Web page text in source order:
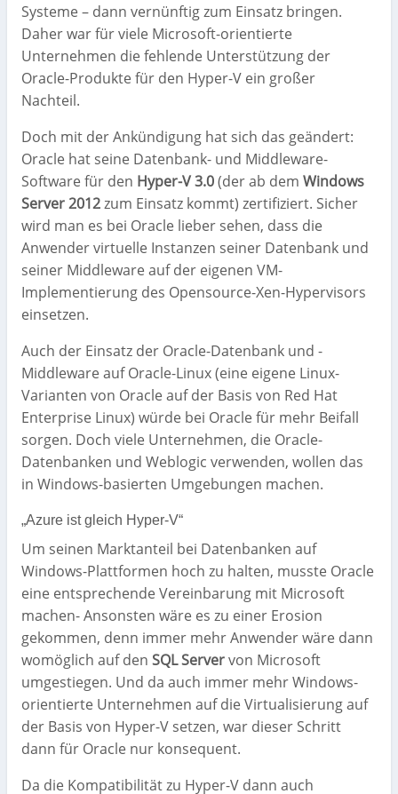
Systeme – dann vernünftig zum Einsatz bringen.
Daher war für viele Microsoft-orientierte
Unternehmen die fehlende Unterstützung der
Oracle-Produkte für den Hyper-V ein großer
Nachteil.
Doch mit der Ankündigung hat sich das geändert:
Oracle hat seine Datenbank- und Middleware-
Software für den Hyper-V 3.0(der ab dem Windows
Server 2012zum Einsatz kommt) zertifiziert. Sicher
wird man es bei Oracle lieber sehen, dass die
Anwender virtuelle Instanzen seiner Datenbank und
seiner Middleware auf der eigenen VM-
Implementierung des Opensource-Xen-Hypervisors
einsetzen.
Auch der Einsatz der Oracle-Datenbank und -
Middleware auf Oracle-Linux (eine eigene Linux-
Varianten von Oracle auf der Basis von Red Hat
Enterprise Linux) würde bei Oracle für mehr Beifall
sorgen. Doch viele Unternehmen, die Oracle-
Datenbanken und Weblogic verwenden, wollen das
in Windows-basierten Umgebungen machen.
„Azure ist gleich Hyper-V“
Um seinen Marktanteil bei Datenbanken auf
Windows-Plattformen hoch zu halten, musste Oracle
eine entsprechende Vereinbarung mit Microsoft
machen- Ansonsten wäre es zu einer Erosion
gekommen, denn immer mehr Anwender wäre dann
womöglich auf den SQL Servervon Microsoft
umgestiegen. Und da auch immer mehr Windows-
orientierte Unternehmen auf die Virtualisierung auf
der Basis von Hyper-V setzen, war dieser Schritt
dann für Oracle nur konsequent.
Da die Kompatibilität zu Hyper-V dann auch